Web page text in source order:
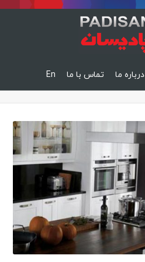
درباره ما تماس با ما En